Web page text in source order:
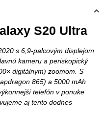
S20 Ultra
s 6,9-palcovým displejom
kameru a periskopický
digitálnym) zoomom. S
865) a 5000 mAh
telefón v ponuke
aj tento dodnes